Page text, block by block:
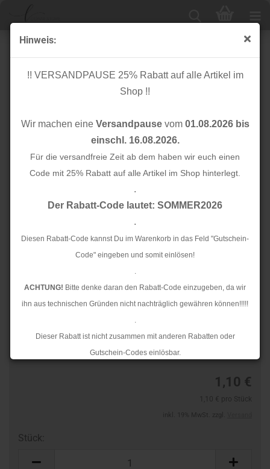
Hinweis:
!! VERSANDPAUSE 25% Rabatt auf alle Artikel im
Shop !!
Wir machen eine Versandpausevom 01.08.2026 bis
einschl. 16.08.2026.
Für die versandfreie Zeit ab dem haben wir euch einen
Code mit 25% Rabatt auf alle Artikel im Shop hinterlegt.
.
Der Rabatt-Code lautet: SOMMER2026
.
Diesen Rabatt-Code kannst Du im Warenkorb in das Feld "Gutschein-
Code" eingeben und somit einlösen!
.
ACHTUNG! Bitte denke daran den Rabatt-Code einzugeben, da wir
ihn aus technischen Gründen nicht nachträglich gewähren können!!!!!
.
Dieser Rabatt ist nicht zusammen mit anderen Rabatten oder
Gutschein-Codes einlösbar.
Ab dem 17.08.2026 versenden wir wieder wie gewohnt. Aufgrund des
Karabinerhaken - 12mm Fädelloch - gold dünn
1,10 €
Stück: